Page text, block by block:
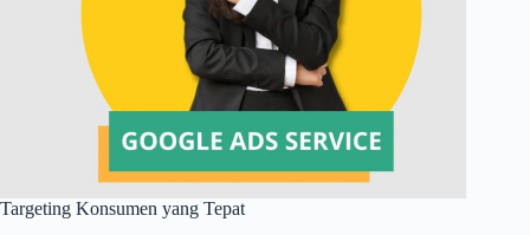
Targeting Konsumen yang Tepat